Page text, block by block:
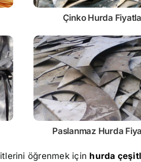
Çinko Hurda
Paslanmaz Hurda
öğrenmek için hurda